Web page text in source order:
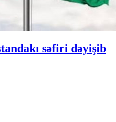
səfiri dəyişib